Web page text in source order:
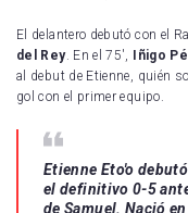
El delantero debutó con el
del Rey. En el 75′, Iñigo
al debut de Etienne, quién
gol con el primer equipo.
Etienne Eto'o
el definitivo 0-5
de Samuel. Nació